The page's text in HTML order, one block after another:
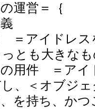
運営＝｛
＝アイドレス
とも大きな
の用件 ＝アイ
し、＜オブジ
を持ち、か